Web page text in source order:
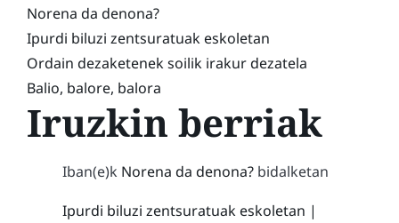
Norena da denona?
Ipurdi biluzi zentsuratuak eskoletan
Ordain dezaketenek soilik irakur dezatela
Balio, balore, balora
Iruzkin berriak
Iban(e)k Norena da denona? bidalketan
Ipurdi biluzi zentsuratuak eskoletan |